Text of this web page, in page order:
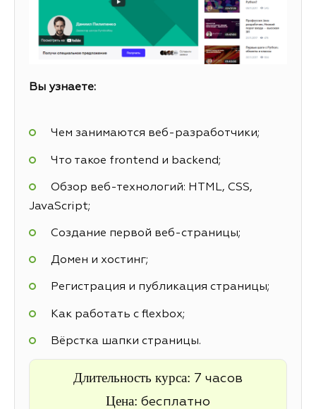
Вы узнаете:
Чем занимаются веб-разработчики;
Что такое frontend и backend;
Обзор веб-технологий: HTML, CSS,
JavaScript;
Создание первой веб-страницы;
Домен и хостинг;
Регистрация и публикация страницы;
Как работать с flexbox;
Вёрстка шапки страницы.
Длительность курса: 7 часов
Цена: бесплатно